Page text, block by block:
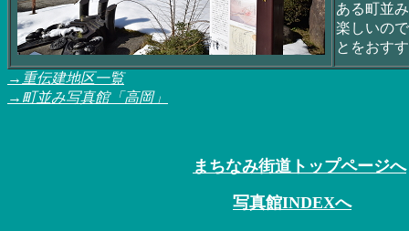
ある町並
楽しいの
とをおす
→重伝建地区一覧
→町並み写真館「高岡」
まちなみ街道トップページへ
写真館INDEXへ